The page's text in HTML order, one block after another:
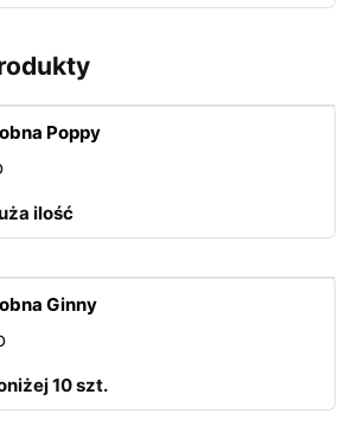
Poppy
ilość
Ginny
10 szt.